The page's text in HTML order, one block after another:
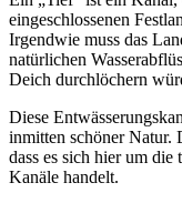
eingeschlossenen
Irgendwie muss das
natürlichen
Deich durchlöchern
Diese
inmitten schöner Natur.
dass es sich hier um
Kanäle handelt.